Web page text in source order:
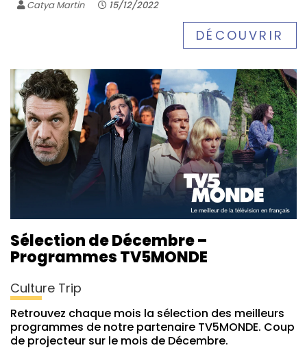
Catya Martin 15/12/2022
DÉCOUVRIR
Sélection de Décembre –
Programmes TV5MONDE
Culture Trip
Retrouvez chaque mois la sélection des meilleurs
programmes de notre partenaire TV5MONDE. Coup
de projecteur sur le mois de Décembre.